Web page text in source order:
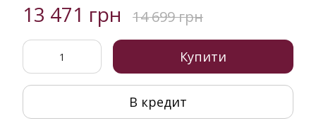
13 471 грн 14 699 грн
Купити
В кредит